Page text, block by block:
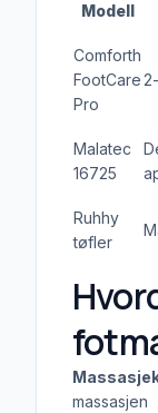
Modell
Comforth
FootCare
Pro
Malatec
16725
Ruhhy
tøfler
massasjen